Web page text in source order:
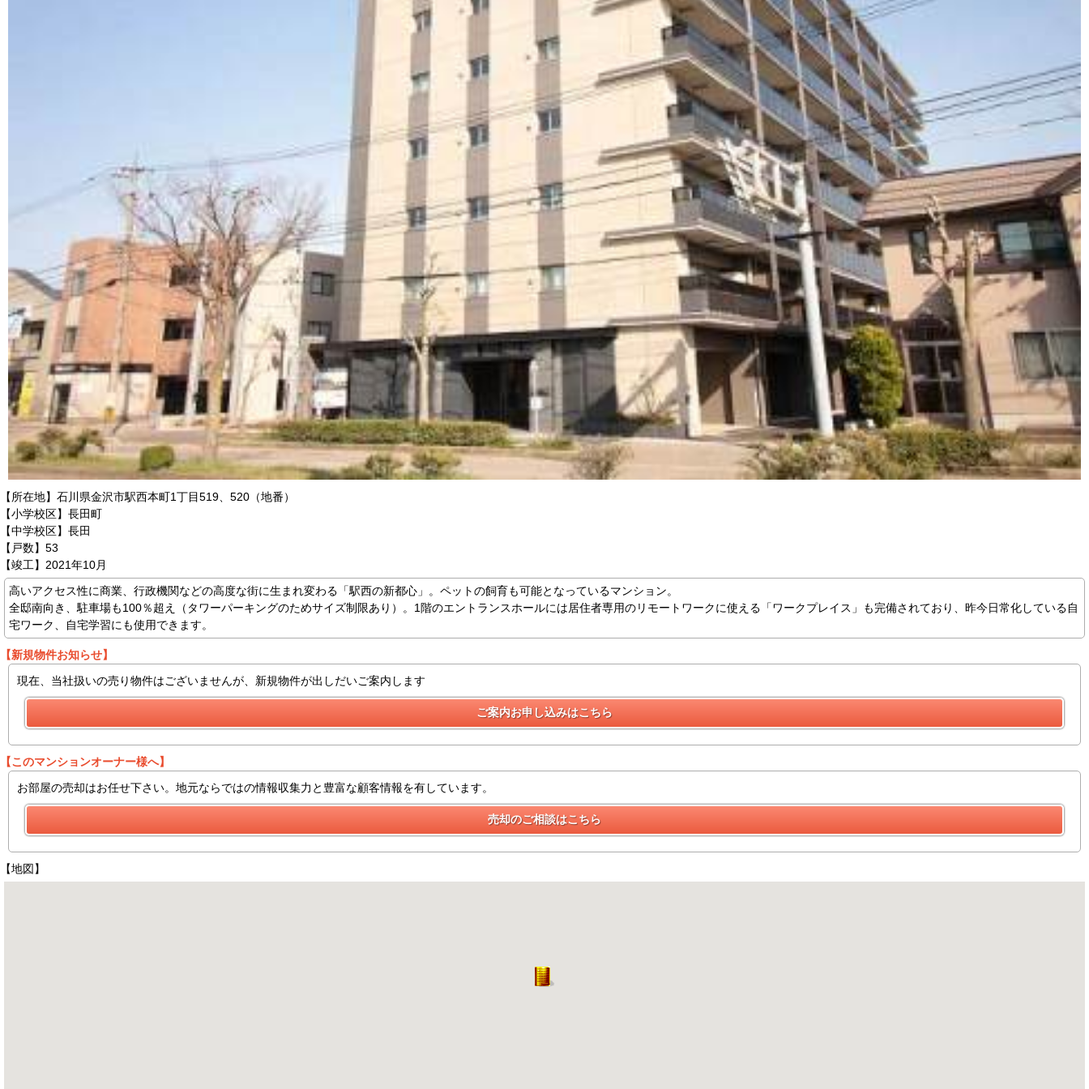
【所在地】石川県金沢市駅西本町1丁目519、520（地番）
【小学校区】長田町
【中学校区】長田
【戸数】53
【竣工】2021年10月
高いアクセス性に商業、行政機関などの高度な街に生まれ変わる「駅西の新都心」。ペットの飼育も可能となっているマンション。
全邸南向き、駐車場も100％超え（タワーパーキングのためサイズ制限あり）。1階のエントランスホールには居住者専用のリモートワークに使える「ワークプレイス」も完備されており、昨今日常化している自
宅ワーク、自宅学習にも使用できます。
【新規物件お知らせ】
現在、当社扱いの売り物件はございませんが、新規物件が出しだいご案内します
【このマンションオーナー様へ】
お部屋の売却はお任せ下さい。地元ならではの情報収集力と豊富な顧客情報を有しています。
【地図】